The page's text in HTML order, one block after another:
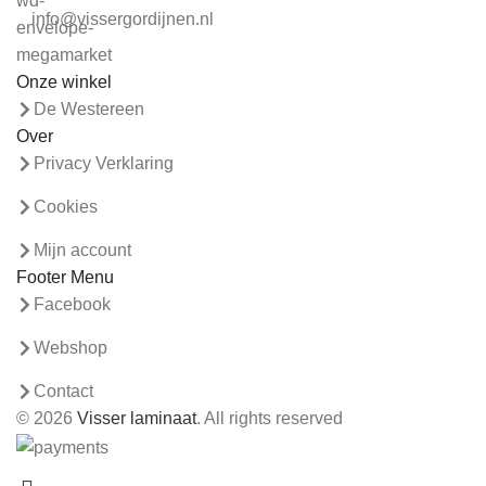
info@vissergordijnen.nl
Onze winkel
De Westereen
Over
Privacy Verklaring
Cookies
Mijn account
Footer Menu
Facebook
Webshop
Contact
© 2026 Visser laminaat. All rights reserved